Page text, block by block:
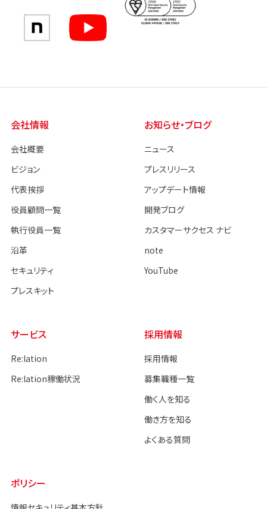
会社情報
会社概要
ビジョン
代表挨拶
役員顧問一覧
執行役員一覧
沿革
セキュリティ
プレスキット
お知らせ・ブログ
ニュース
プレスリリース
アップデート情報
開発ブログ
カスタマーサクセス ナビ
note
YouTube
サービス
Re:lation
Re:lation稼働状況
採用情報
採用情報
募集職種一覧
働く人を知る
働き方を知る
よくある質問
ポリシー